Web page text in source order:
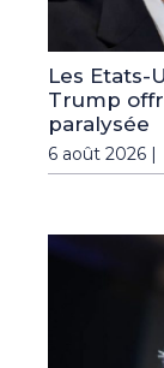
Les Etats-
Trump
paralysée
6 août 2026 |